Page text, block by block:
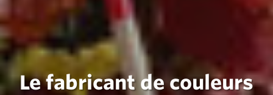
Le fabricant de couleurs